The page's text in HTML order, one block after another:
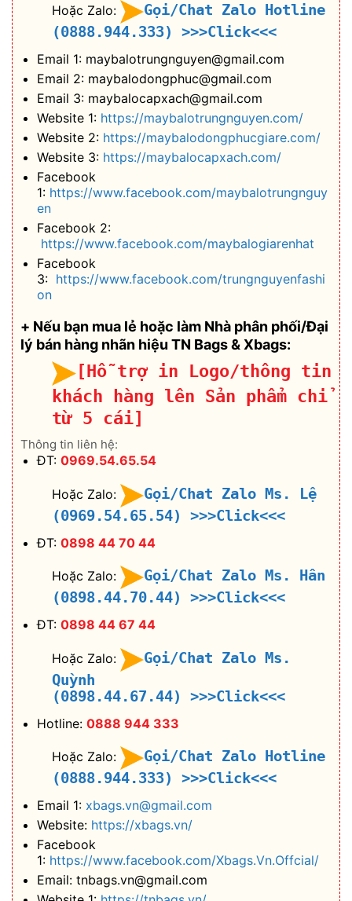
Hoặc Zalo:
Gọi/Chat Zalo Hotline
(0888.944.333)
>>>Click<<<
Email 1: maybalotrungnguyen@gmail.com
Email 2: maybalodongphuc@gmail.com
Email 3: maybalocapxach@gmail.com
Website 1: https://maybalotrungnguyen.com/
Website 2: https://maybalodongphucgiare.com/
Website 3: https://maybalocapxach.com/
Facebook
1: https://www.facebook.com/maybalotrungnguy
en
Facebook 2:
https://www.facebook.com/maybalogiarenhat
Facebook
3: https://www.facebook.com/trungnguyenfashi
on
+ Nếu bạn mua lẻ hoặc làm Nhà phân phối/Đại
lý bán hàng nhãn hiệu TN Bags & Xbags:
[Hỗ trợ in Logo/thông tin
khách hàng lên Sản phẩm chỉ
từ 5 cái]
Thông tin liên hệ:
ĐT: 0969.54.65.54
Hoặc Zalo:
Gọi/Chat Zalo Ms. Lệ
(0969.54.65.54)
>>>Click<<<
ĐT: 0898 44 70 44
Hoặc Zalo:
Gọi/Chat Zalo Ms. Hân
(0898.44.70.44)
>>>Click<<<
ĐT: 0898 44 67 44
Hoặc Zalo:
Gọi/Chat Zalo Ms.
Quỳnh
(0898.44.67.44)
>>>Click<<<
Hotline: 0888 944 333
Hoặc Zalo:
Gọi/Chat Zalo Hotline
(0888.944.333)
>>>Click<<<
Email 1: xbags.vn@gmail.com
Website: https://xbags.vn/
Facebook
1: https://www.facebook.com/Xbags.Vn.Offcial/
Email: tnbags.vn@gmail.com